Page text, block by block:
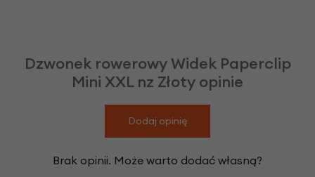
Dzwonek rowerowy Widek Paperclip
Mini XXL nz Złoty opinie
Dodaj opinię
Brak opinii. Może warto dodać własną?